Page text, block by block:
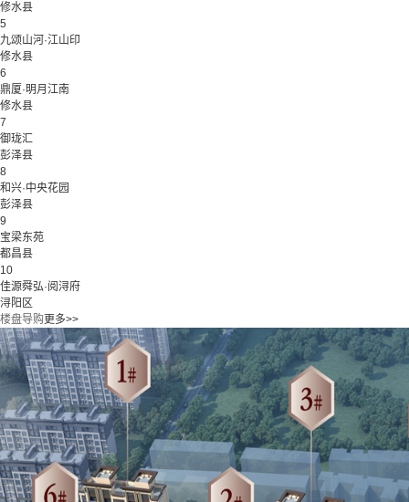
修水县
5
九颂山河·江山印
修水县
6
鼎厦·明月江南
修水县
7
御珑汇
彭泽县
8
和兴·中央花园
彭泽县
9
宝梁东苑
都昌县
10
佳源舜弘·阅浔府
浔阳区
楼盘导购更多>>